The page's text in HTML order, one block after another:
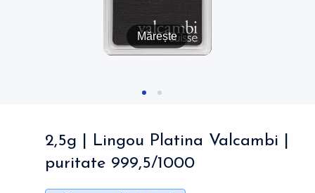
Mărește
2,5g | Lingou Platina Valcambi |
puritate 999,5/1000